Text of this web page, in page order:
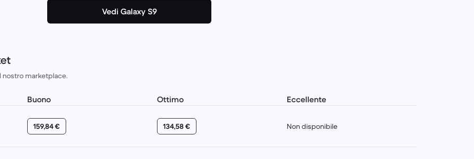
Vedi Galaxy S9
nostro marketplace.
Buono Ottimo Eccellente
159,84 € 134,58 € Non disponibile